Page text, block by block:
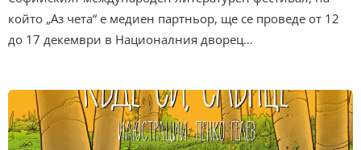
който „Аз чета“ е медиен партньор, ще се проведе от 12
до 17 декември в Националния дворец…